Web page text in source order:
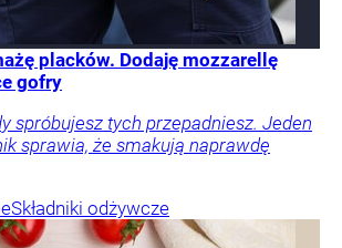
placków. Dodaję mozzarellę
gofry
spróbujesz tych przepadniesz. Jeden
sprawia, że smakują naprawdę
Składniki odżywcze